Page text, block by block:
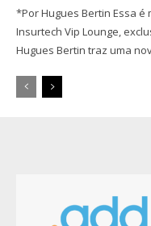
*Por Hugues Bertin Essa é mais uma postagem da coluna mensal
Insurtech Vip Lounge,
Hugues Bertin traz uma